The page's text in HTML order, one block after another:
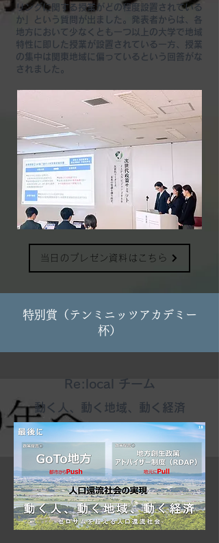
リングに関する授業がどの程度設置されている
か」という質問が出ました。発表者からは、各
地方において少なくとも一つ以上の大学で地域
特性に即した授業が設置されている一方、授業
の集中は関東地域に偏っているという回答がな
されました。
当日のプレゼン資料はこちら
特別賞（テンミニッツアカデミー
杯）
​Re:local チーム
動く人、動く地域、動く経済